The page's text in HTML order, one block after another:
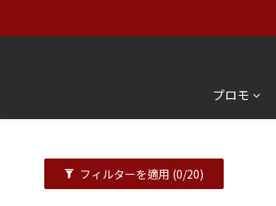
【ア
【ア
プロモ
フィルターを適用 (0/20)